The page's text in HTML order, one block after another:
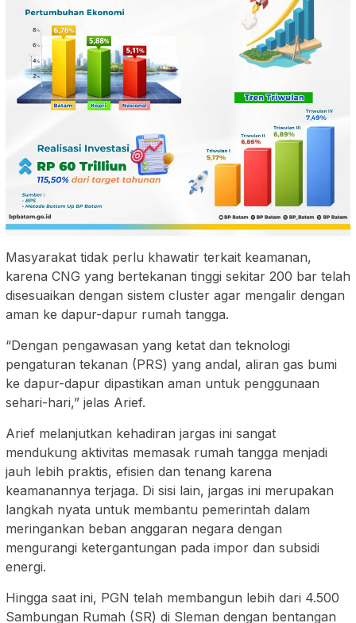
Masyarakat tidak perlu khawatir terkait keamanan,
karena CNG yang bertekanan tinggi sekitar 200 bar telah
disesuaikan dengan sistem cluster agar mengalir dengan
aman ke dapur-dapur rumah tangga.
“Dengan pengawasan yang ketat dan teknologi
pengaturan tekanan (PRS) yang andal, aliran gas bumi
ke dapur-dapur dipastikan aman untuk penggunaan
sehari-hari,” jelas Arief.
Arief melanjutkan kehadiran jargas ini sangat
mendukung aktivitas memasak rumah tangga menjadi
jauh lebih praktis, efisien dan tenang karena
keamanannya terjaga. Di sisi lain, jargas ini merupakan
langkah nyata untuk membantu pemerintah dalam
meringankan beban anggaran negara dengan
mengurangi ketergantungan pada impor dan subsidi
energi.
Hingga saat ini, PGN telah membangun lebih dari 4.500
Sambungan Rumah (SR) di Sleman dengan bentangan